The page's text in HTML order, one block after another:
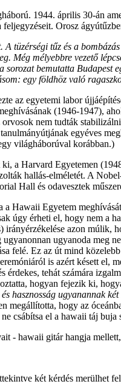
1944. április 30-án
Orosz
tüzérségi tűz és a
Még mélyebbre vezető
sorozat bemutatta
egy földhöz való
az egyetemi labor
(1946-1947),
nem tudták
egyéves
világháborúval korábban.)
a Harvard Egyetemen
hallás-elméletét. A
Hall és odavesztek
Hawaii Egyetem
úgy érheti el, hogy nem a
irányérzékelése azon múlik,
ugyanoda meg
felé. Ez az út mind
is azért késett el,
érdekes, tehát számára
hogyan fejezik ki,
és hasznosság ugyanannak
megállította, hogy az
csábítsa el a hawaii táj buja
- hawaii gitár hangja
két kérdés merülhet